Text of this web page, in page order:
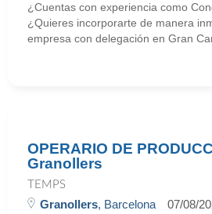
¿Cuentas con experiencia como
¿Quieres incorporarte de manera
empresa con delegación en Gran
OPERARIO DE
Granollers
TEMPS
Granollers, Barcelona 07/08/